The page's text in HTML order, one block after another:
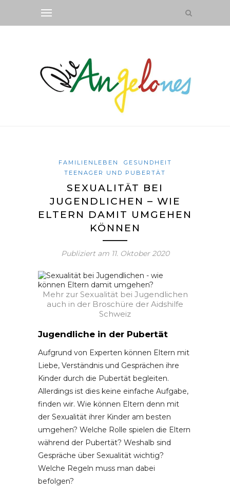
FAMILIENLEBEN
GESUNDHEIT
TEENAGER UND PUBERTÄT
SEXUALITÄT BEI
JUGENDLICHEN – WIE
ELTERN DAMIT UMGEHEN
KÖNNEN
Publiziert am 11. Oktober 2020
Mehr zur Sexualität bei Jugendlichen
auch in der Broschüre der Aidshilfe
Schweiz
Jugendliche in der Pubertät
Aufgrund von Experten können Eltern mit
Liebe, Verständnis und Gesprächen ihre
Kinder durch die Pubertät begleiten.
Allerdings ist dies keine einfache Aufgabe,
finden wir. Wie können Eltern denn mit
der Sexualität ihrer Kinder am besten
umgehen? Welche Rolle spielen die Eltern
während der Pubertät? Weshalb sind
Gespräche über Sexualität wichtig?
Welche Regeln muss man dabei
befolgen?